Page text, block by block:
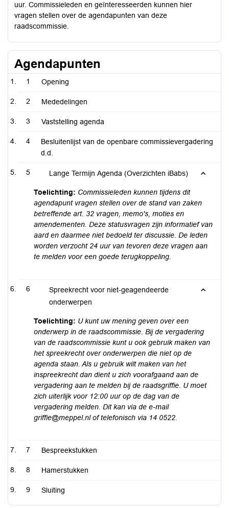
uur. Commissieleden en geïnteresseerden kunnen hier
vragen stellen over de agendapunten van deze
raadscommissie.
Agendapunten
1 Opening
2 Mededelingen
3 Vaststelling agenda
4
Besluitenlijst van de openbare commissievergadering
d.d.
5 Lange Termijn Agenda (Overzichten iBabs)
Toelichting: Commissieleden kunnen tijdens dit
agendapunt vragen stellen over de stand van zaken
betreffende art. 32 vragen, memo's, moties en
amendementen. Deze statusvragen zijn informatief van
aard en daarmee niet bedoeld ter discussie. De leden
worden verzocht 24 uur van tevoren deze vragen aan
te melden voor een goede terugkoppeling.
6
Spreekrecht voor niet-geagendeerde
onderwerpen
Toelichting: U kunt uw mening geven over een
onderwerp in de raadscommissie. Bij de vergadering
van de raadscommissie kunt u ook gebruik maken van
het spreekrecht over onderwerpen die niet op de
agenda staan. Als u gebruik wilt maken van het
inspreekrecht dan dient u zich voorafgaand aan de
vergadering aan te melden bij de raadsgriffie. U moet
zich uiterlijk voor 12:00 uur op de dag van de
vergadering melden. Dit kan via de e-mail
griffie@meppel.nl of telefonisch via 14 0522.
7 Bespreekstukken
8 Hamerstukken
9 Sluiting